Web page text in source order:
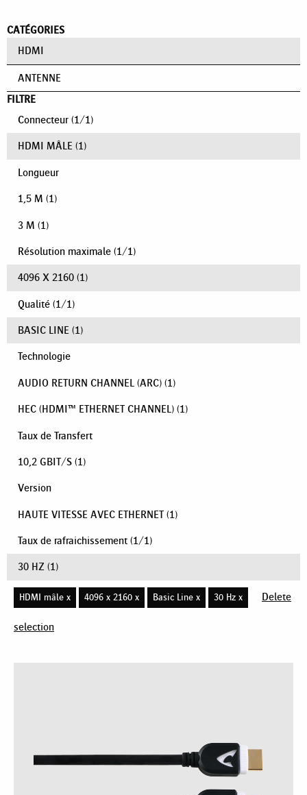
CATÉGORIES
HDMI
ANTENNE
FILTRE
Connecteur (1/1)
HDMI MÂLE (1)
Longueur
1,5 M (1)
3 M (1)
Résolution maximale (1/1)
4096 X 2160 (1)
Qualité (1/1)
BASIC LINE (1)
Technologie
AUDIO RETURN CHANNEL (ARC) (1)
HEC (HDMI™ ETHERNET CHANNEL) (1)
Taux de Transfert
10,2 GBIT/S (1)
Version
HAUTE VITESSE AVEC ETHERNET (1)
Taux de rafraichissement (1/1)
30 HZ (1)
HDMI mâle x 4096 x 2160 x Basic Line x 30 Hz x Delete
selection